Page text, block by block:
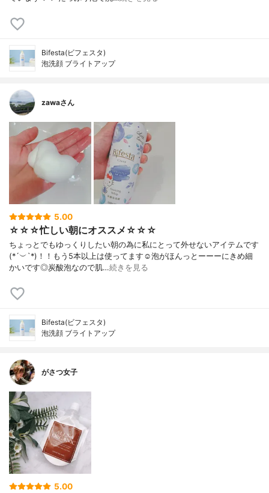
Bifesta(ビフェスタ)
泡洗顔 ブライトアップ
zawaさん
5.00
☆☆☆忙しい朝にオススメ☆☆☆
ちょっとでもゆっくりしたい朝の為に私にとって外せないアイテムです
(*´︶`*)！！もう5本以上は使ってます☺️泡がほんっとーーーにきめ細
かいです◎炭酸泡なので肌…続きを見る
Bifesta(ビフェスタ)
泡洗顔 ブライトアップ
がさつ女子
5.00